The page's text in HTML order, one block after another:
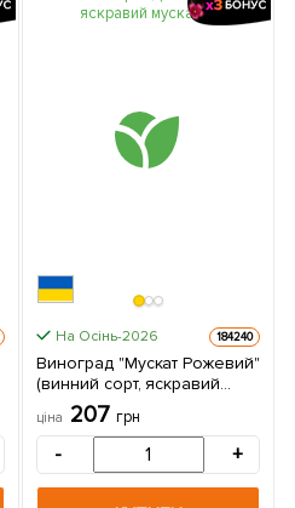
На Осінь-2026 184240
Виноград "Мускат Рожевий"
(винний сорт, яскравий
мускат) 1 саджанець в
упаковці
ціна 207 грн
- +